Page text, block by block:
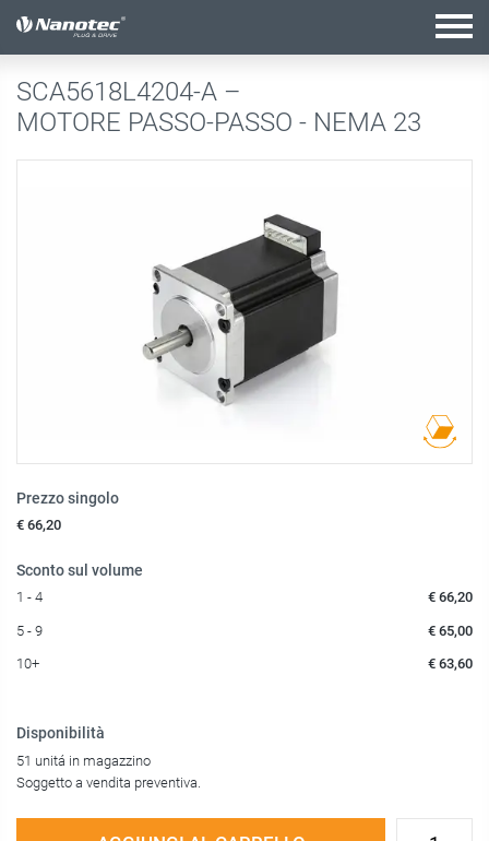
configurazione attiva
SCA5618L4204-A –
MOTORE PASSO-PASSO - NEMA 23
Prezzo singolo
€ 66,20
Sconto sul volume
1 - 4 € 66,20
5 - 9 € 65,00
10+ € 63,60
Disponibilità
51 unitá in magazzino
Soggetto a vendita preventiva.